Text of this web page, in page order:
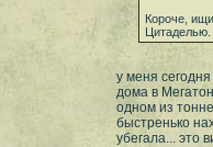
Короче,
Цитаделью.
у меня
дома в
одном из
быстренько
убегала... это